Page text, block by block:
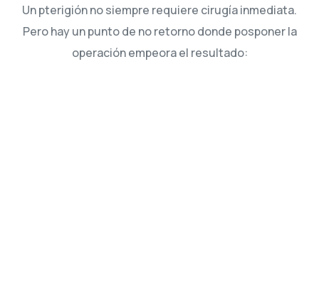
Un pterigión no siempre requiere cirugía inmediata.
Pero hay un punto de no retorno donde posponer la
operación empeora el resultado: